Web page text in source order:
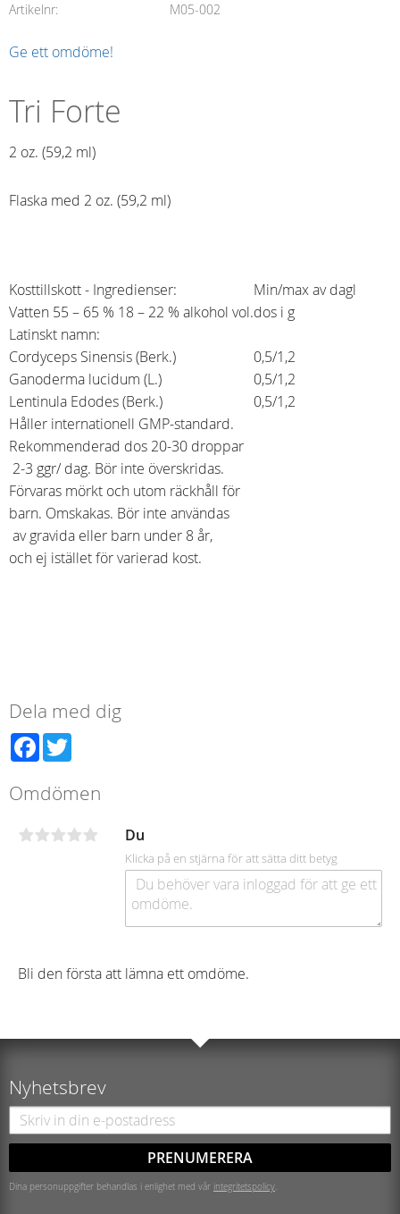
Artikelnr
M05-002
Ge ett omdöme!
Tri Forte
2 oz. (59,2 ml)​
Flaska med 2 oz. (59,2 ml)
Kosttillskott - Ingredienser:
Min/max av dagl
Vatten 55 – 65 % 18 – 22 % alkohol vol.dos i g
Latinskt namn:
Cordyceps Sinensis (Berk.)
0,5/1,2
Ganoderma lucidum (L.)
0,5/1,2
Lentinula Edodes (Berk.)
0,5/1,2
Håller internationell GMP-standard.
Rekommenderad dos 20-30 droppar
2-3 ggr/ dag. Bör inte överskridas.
Förvaras mörkt och utom räckhåll för
barn. Omskakas. Bör inte användas
av gravida eller barn under 8 år,
och ej istället för varierad kost.
Dela med dig
Facebook
Omdömen
Du
Klicka på en stjärna för att sätta ditt betyg
Bli den första att lämna ett omdöme.
Nyhetsbrev
PRENUMERERA
Dina personuppgifter behandlas i enlighet med vår integritetspolicy